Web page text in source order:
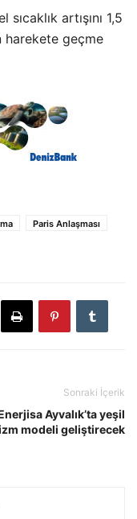
artışını 1,5
harekete geçme
Paris Anlaşması
Sonraki İçerik
Ayvalık’ta yeşil
modeli geliştirecek